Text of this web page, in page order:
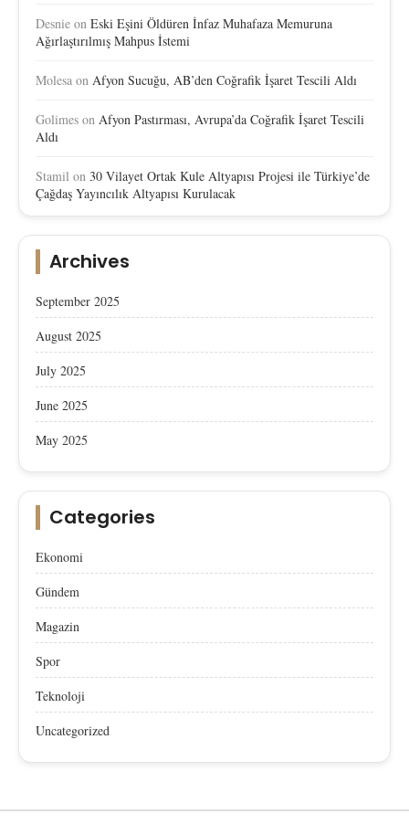
Desnie on Eski Eşini Öldüren İnfaz Muhafaza Memuruna
Ağırlaştırılmış Mahpus İstemi
Molesa on Afyon Sucuğu, AB’den Coğrafik İşaret Tescili Aldı
Golimes on Afyon Pastırması, Avrupa’da Coğrafik İşaret Tescili
Aldı
Stamil on 30 Vilayet Ortak Kule Altyapısı Projesi ile Türkiye’de
Çağdaş Yayıncılık Altyapısı Kurulacak
Archives
September 2025
August 2025
July 2025
June 2025
May 2025
Categories
Ekonomi
Gündem
Magazin
Spor
Teknoloji
Uncategorized